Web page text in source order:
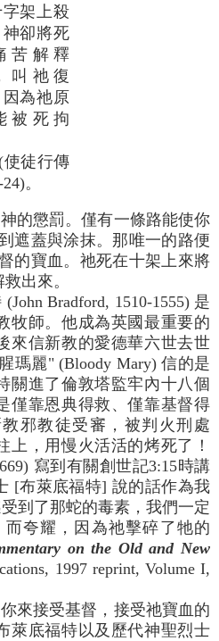
架上殺
神卻將死
苦解釋
叫祂復
為祂原
被死拘
徒行傳
。
的懲罰。僅有一條路能使你
遮蓋與涂抹。那唯一的路便
的寶血。祂死在十架上來將
出來。
Bradford, 1510-1555) 是
牧師。他成為英國最重要的
來信新教的愛德華六世去世
瑪麗" (Bloody Mary) 信的是
關進了倫敦塔監牢內十八個
僅靠恩典得救、僅靠基督得
邪教徒受審，被判火刑處
上，用慢火活活的烤死了！
寫到有關創世記3:15時講
[布萊底福特] 說的話作為我
到了那蛇的毒素，我們一定
夸耀，因為祂擊碎了牠的
on the Old and New
1997 reprint, Volume I,
來接受基督，接受祂寶血的
萊底福特以及歷代神聖烈士